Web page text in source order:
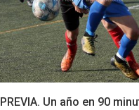
PREVIA. Un año en 90